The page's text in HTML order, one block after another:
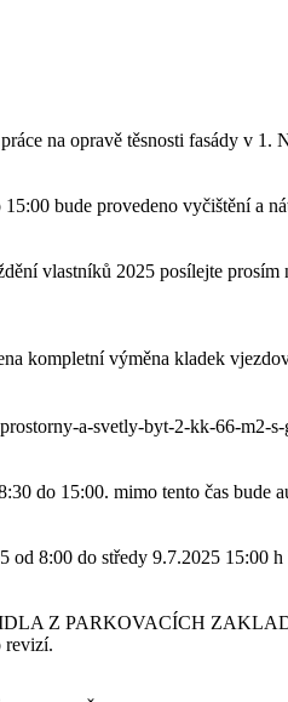
na opravě těsnosti fasády v 1.
bude provedeno vyčištění a
vlastníků 2025 posílejte
kompletní výměna kladek
a-svetly-byt-2-kk-66-m2-
do 15:00. mimo tento čas
od 8:00 do středy 9.7.2025
Z PARKOVACÍCH
revizí.